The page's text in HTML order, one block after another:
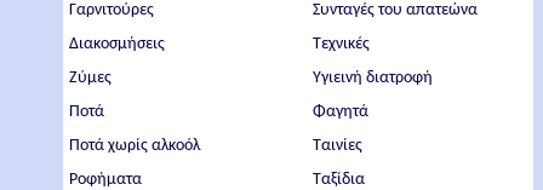
Γαρνιτούρες
Διακοσμήσεις
Ζύμες
Ποτά
Ποτά χωρίς αλκοόλ
Ροφήματα
Συνταγές του απατεώνα
Τεχνικές
Υγιεινή διατροφή
Φαγητά
Ταινίες
Ταξίδια